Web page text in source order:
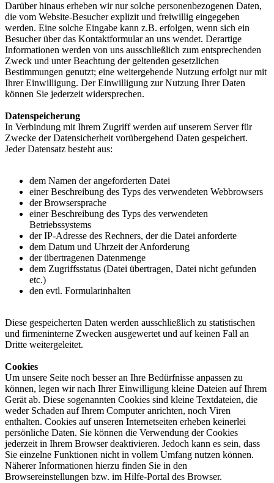
Darüber hinaus erheben wir nur solche personenbezogenen Daten,
die vom Website-Besucher explizit und freiwillig eingegeben
werden. Eine solche Eingabe kann z.B. erfolgen, wenn sich ein
Besucher über das Kontaktformular an uns wendet. Derartige
Informationen werden von uns ausschließlich zum entsprechenden
Zweck und unter Beachtung der geltenden gesetzlichen
Bestimmungen genutzt; eine weitergehende Nutzung erfolgt nur mit
Ihrer Einwilligung. Der Einwilligung zur Nutzung Ihrer Daten
können Sie jederzeit widersprechen.
Datenspeicherung
In Verbindung mit Ihrem Zugriff werden auf unserem Server für
Zwecke der Datensicherheit vorübergehend Daten gespeichert.
Jeder Datensatz besteht aus:
dem Namen der angeforderten Datei
einer Beschreibung des Typs des verwendeten Webbrowsers
der Browsersprache
einer Beschreibung des Typs des verwendeten
Betriebssystems
der IP-Adresse des Rechners, der die Datei anforderte
dem Datum und Uhrzeit der Anforderung
der übertragenen Datenmenge
dem Zugriffsstatus (Datei übertragen, Datei nicht gefunden
etc.)
den evtl. Formularinhalten
Diese gespeicherten Daten werden ausschließlich zu statistischen
und firmeninterne Zwecken ausgewertet und auf keinen Fall an
Dritte weitergeleitet.
Cookies
Um unsere Seite noch besser an Ihre Bedürfnisse anpassen zu
können, legen wir nach Ihrer Einwilligung kleine Dateien auf Ihrem
Gerät ab. Diese sogenannten Cookies sind kleine Textdateien, die
weder Schaden auf Ihrem Computer anrichten, noch Viren
enthalten. Cookies auf unseren Internetseiten erheben keinerlei
persönliche Daten. Sie können die Verwendung der Cookies
jederzeit in Ihrem Browser deaktivieren. Jedoch kann es sein, dass
Sie einzelne Funktionen nicht in vollem Umfang nutzen können.
Näherer Informationen hierzu finden Sie in den
Browsereinstellungen bzw. im Hilfe-Portal des Browser.